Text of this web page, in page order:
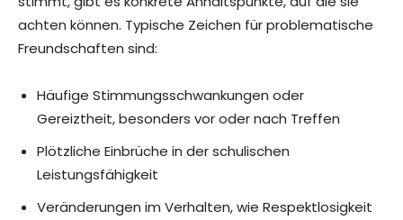
achten können. Typische Zeichen für problematische
Freundschaften sind:
Häufige Stimmungsschwankungen oder
Gereiztheit, besonders vor oder nach Treffen
Plötzliche Einbrüche in der schulischen
Leistungsfähigkeit
Veränderungen im Verhalten, wie Respektlosigkeit